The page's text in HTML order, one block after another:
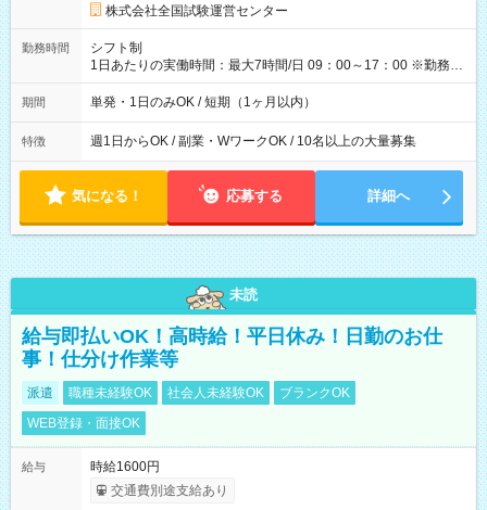
円の場合あり ・国家試験 7:00～13:30（休憩なし） 時給1,300
円（役割手当＋100円）×6時間＝日収8,400円＋交通費 【試用期
間】試用期間なし
株式会社全国試験運営センター
勤務時間
シフト制
1日あたりの実働時間：最大7時間/日 09：00～17：00 ※勤務時
間は 試験により異なります。
期間 単発・1日のみOK / 短期（1ヶ月以内）
特徴 週1日からOK / 副業・WワークOK / 10名以上の大量募集
気になる！ 応募する 詳細へ
未読
給与即払いOK！高時給！平日休み！日勤のお仕
事！仕分け作業等
派遣 職種未経験OK 社会人未経験OK
ブランクOK
WEB登録・面接OK
給与
時給1600円
交通費別途支給あり